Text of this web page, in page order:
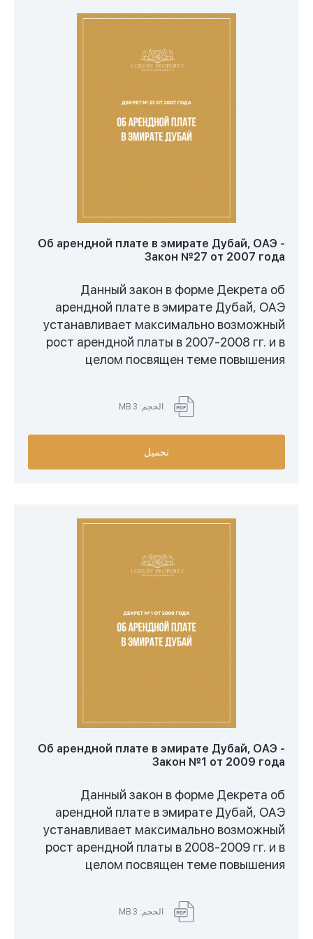
разделе прописано исполнительное
А в пятом разеделе даются
заключительные положения об ипотеке в
Об арендной плате в эмирате Дубай, ОАЭ -
Закон №27 от 2007 года
Данный закон в форме Декрета об
арендной плате в эмирате Дубай, ОАЭ
устанавливает максимально возможный
рост арендной платы в 2007-2008 гг. и в
целом посвящен теме повышения
الحجم: 3 MB
تحميل
Об арендной плате в эмирате Дубай, ОАЭ -
Закон №1 от 2009 года
Данный закон в форме Декрета об
арендной плате в эмирате Дубай, ОАЭ
устанавливает максимально возможный
рост арендной платы в 2008-2009 гг. и в
целом посвящен теме повышения
правила возможного повышения арендной
ставки и вводится понятие "Индекса
الحجم: 3 MB